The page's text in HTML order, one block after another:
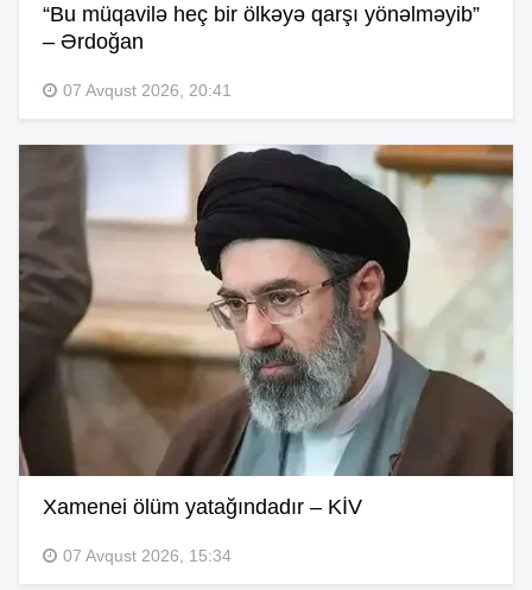
“Bu müqavilə heç bir ölkəyə qarşı yönəlməyib”
– Ərdoğan
07 Avqust 2026, 20:41
Xamenei ölüm yatağındadır – KİV
07 Avqust 2026, 15:34